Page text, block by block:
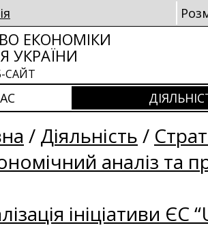
ЕКОНОМІКИ
УКРАЇНИ
САЙТ
/ Діяльність /
аналіз та
ініціативи ЄС